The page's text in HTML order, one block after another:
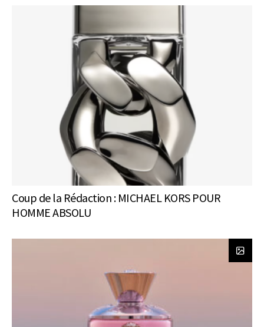
Coup de la Rédaction : MICHAEL KORS POUR
HOMME ABSOLU